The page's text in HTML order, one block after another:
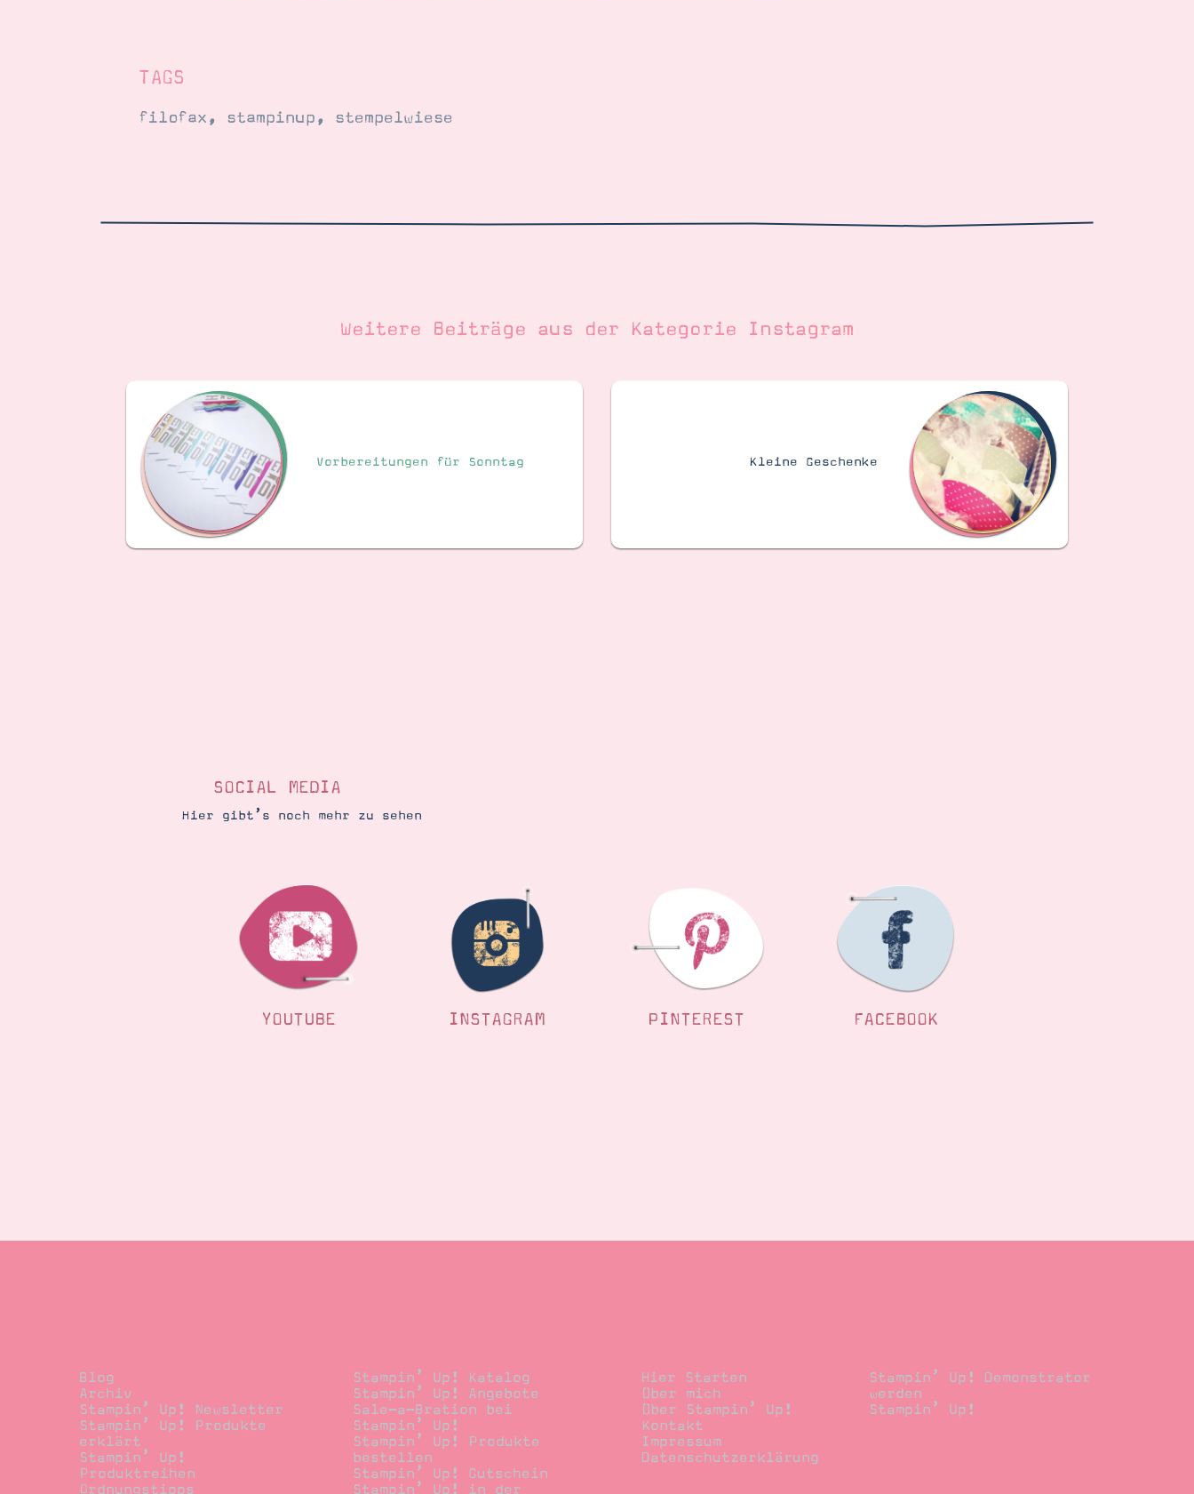
TAGS
filofax, stampinup, stempelwiese
Weitere Beiträge aus der Kategorie Instagram
Vorbereitungen für Sonntag Kleine Geschenke
SOCIAL MEDIA
Hier gibt’s noch mehr zu sehen
YOUTUBE INSTAGRAM PINTEREST FACEBOOK
Blog
Archiv
Stampin’ Up! Newsletter
Stampin’ Up! Produkte
erklärt
Stampin’ Up!
Produktreihen
Ordnungstipps
Stampin’ Up! Katalog
Stampin’ Up! Angebote
Sale-a-Bration bei
Stampin’ Up!
Stampin’ Up! Produkte
bestellen
Stampin’ Up! Gutschein
Stampin’ Up! in der
Hier Starten
Über mich
Über Stampin’ Up!
Kontakt
Impressum
Datenschutzerklärung
Stampin’ Up! Demonstrator
werden
Stampin’ Up!